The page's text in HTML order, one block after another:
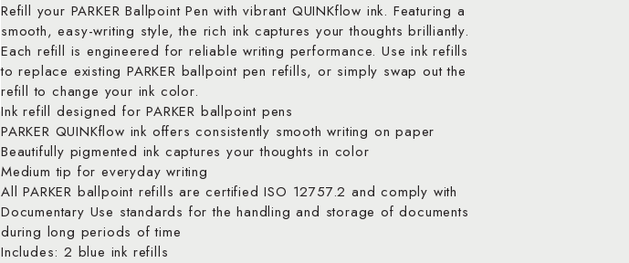
Refill your PARKER Ballpoint Pen with vibrant QUINKflow ink. Featuring a
smooth, easy-writing style, the rich ink captures your thoughts brilliantly.
Each refill is engineered for reliable writing performance. Use ink refills
to replace existing PARKER ballpoint pen refills, or simply swap out the
refill to change your ink color.
Ink refill designed for PARKER ballpoint pens
PARKER QUINKflow ink offers consistently smooth writing on paper
Beautifully pigmented ink captures your thoughts in color
Medium tip for everyday writing
All PARKER ballpoint refills are certified ISO 12757.2 and comply with
Documentary Use standards for the handling and storage of documents
during long periods of time
Includes: 2 blue ink refills